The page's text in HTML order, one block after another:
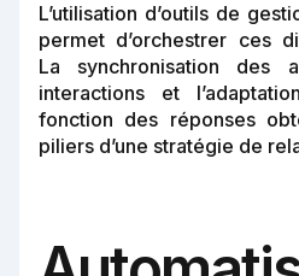
L’utilisation d’outils de
permet d’orchestrer ces
La synchronisation des
interactions et
fonction des réponses
piliers d’une stratégie de